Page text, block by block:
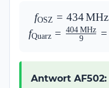
f_\text{OSZ} =
434\,\text{MHz}
- 30\,\text{MHz}
fOSZ = 434MHz
fQuarz = 9
404 MHz =
Antwort AF502: